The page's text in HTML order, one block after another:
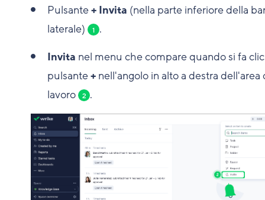
Pulsante+ Invita (nella parte inferiore della
laterale)
1 .
Invita nel menu che compare quando si fa
pulsante+ nell'angolo in alto a destra dell'area
lavoro
2 .